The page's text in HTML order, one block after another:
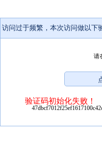
访问过于频繁，本次访问做以下
请
验证码初始化失败！